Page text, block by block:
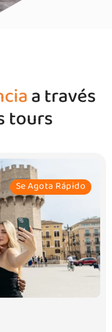
a través
tours
Se Agota Rápido